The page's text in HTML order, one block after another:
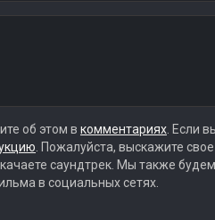
об этом в комментариях. Если
. Пожалуйста, выскажите
саундтрек. Мы также
в социальных сетях.